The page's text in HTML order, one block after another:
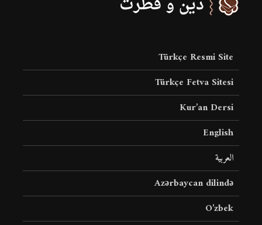
Türkçe Resmi Site
Türkçe Fetva Sitesi
Kur’an Dersi
English
العربية
Azərbaycan dilində
O’zbek